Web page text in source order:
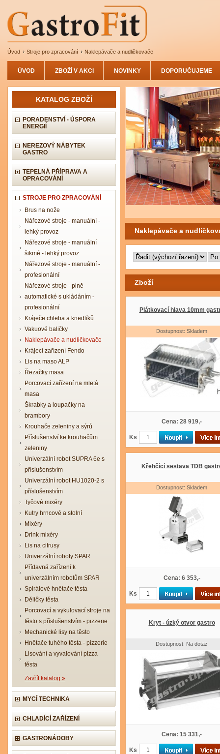
Úvod Stroje pro zpracování Naklepávače a nudličkovače
ÚVOD ZBOŽÍ V AKCI NOVINKY DOPORUČUJEME
KATALOG ZBOŽÍ
PORADENSTVÍ - ÚSPORA
ENERGIÍ
NEREZOVÝ NÁBYTEK
GASTRO
TEPELNÁ PŘÍPRAVA A
OPRACOVÁNÍ
STROJE PRO ZPRACOVÁNÍ
Brus na nože
Nářezové stroje - manuální -
lehký provoz
Nářezové stroje - manuální
šikmé - lehký provoz
Nářezové stroje - manuální -
profesionální
Nářezové stroje - plně
automatické s ukládáním -
profesionální
Kráječe chleba a knedlíků
Vakuové baličky
Naklepávače a nudličkovače
Krájecí zařízení Fendo
Lis na maso ALP
Řezačky masa
Porcovací zařízení na mletá
masa
Škrabky a loupačky na
brambory
Krouhače zeleniny a sýrů
Příslušenství ke krouhačům
zeleniny
Univerzální robot SUPRA 6e s
příslušenstvím
Univerzální robot HU1020-2 s
příslušenstvím
Tyčové mixéry
Kutry hrncové a stolní
Mixéry
Drink mixéry
Lis na citrusy
Univerzální roboty SPAR
Přídavná zařízení k
univerzálním robotům SPAR
Spirálové hnětače těsta
Děličky těsta
Porcovací a vykulovací stroje na
těsto s příslušenstvím - pizzerie
Mechanické lisy na těsto
Hnětače tuhého těsta - pizzerie
Lisování a vyvalování pizza
těsta
Zavřít katalog »
MYCÍ TECHNIKA
CHLADÍCÍ ZAŘÍZENÍ
GASTRONÁDOBY
Naklepávače a
Zboží
Plátkovací hlava 10mm
Dostupnost: Skladem
Cena: 28 919,-
Ks
Křehčící sestava TDB
Dostupnost: Skladem
Cena: 6 353,-
Ks
Kryt - úzký otvor gastro
Dostupnost: Na dotaz
Cena: 15 331,-
Ks